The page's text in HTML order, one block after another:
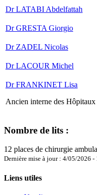
Dr LATABI Abdelfattah
Dr GRESTA Giorgio
Dr ZADEL Nicolas
Dr LACOUR Michel
Dr FRANKINET Lisa
Ancien interne des
Nombre de lits :
12 places de chirurgie
Dernière mise à jour : 4/05/2026 -
Liens utiles